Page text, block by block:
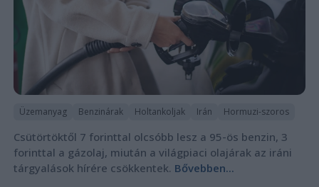
Üzemanyag Benzinárak Holtankoljak Irán Hormuzi-szoros
Csütörtöktől 7 forinttal olcsóbb lesz a 95-ös benzin, 3
forinttal a gázolaj, miután a világpiaci olajárak az iráni
tárgyalások hírére csökkentek. Bővebben...